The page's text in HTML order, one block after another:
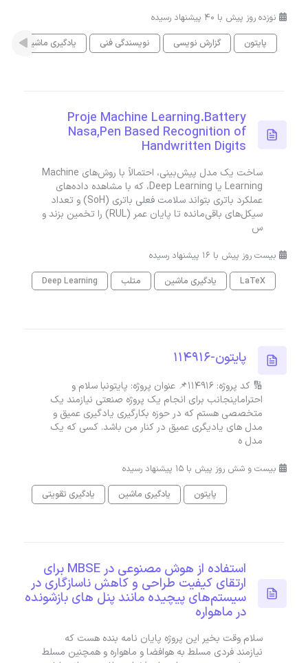
نوزده روز پیش با 40 پیشنهاد رسیده
پایتون
گزارش نویسی نویسندگی فنی یادگیری ماشین
Proje Machine Learning.Battery
Nasa,Pen Based Recognition of
Handwritten Digits
ساخت یک مدل پیش‌بینی، احتمالاً با روش‌های Machine
Learning یا Deep Learning، که با مشاهده داده‌های
عملکرد باتری بتواند سلامت فعلی باتری (SoH) و تعداد
سیکل‌های باقی‌مانده تا پایان عمر (RUL) را تخمین بزند و
س
بیست روز پیش با 16 پیشنهاد رسیده
LaTeX
یادگیری ماشین متلب Deep Learning
پایتون-114916
🔢 کد پروژه: 114916📌 عنوان پروژه: پایتونبا سلام و
احتراماینجانب برای انجام یک پروژه صنعتی نیازمند یک
متخصصی هستم که در حوزه بکارگیری یادگیری عمیق و
مدل های یادیگری عمیق در کنار من باشد. کسی که یک
مدل ه
بیست و شش روز پیش با 15 پیشنهاد رسیده
پایتون
یادگیری ماشین یادگیری تقویتی
استفاده از هوش مصنوعی در MBSE برای
ارتقای کیفیت طراحی و کاهش ناسازگاری در
سیستم‌های پیچیده مانند پنل های بازشونده
در ماهواره
سلام وقت بخیر این پروژه پایان نامه بنده هست که
نیازمند فردی مسلط به هوافضا و ماهواره و همچنین مسلط